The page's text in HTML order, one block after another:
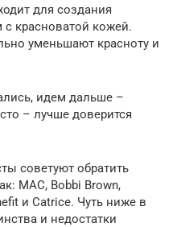
для создания
с красноватой кожей.
уменьшают красноту и
идем дальше –
– лучше доверится
советуют обратить
МАС, Bobbi Brown,
и Catrice. Чуть ниже в
и недостатки